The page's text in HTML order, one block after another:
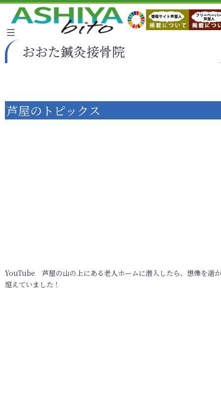
おおた鍼灸接骨院
芦屋のトピックス
YouTube 芦屋の山の上にある老人ホームに潜入したら、想像を遥
超えていました！